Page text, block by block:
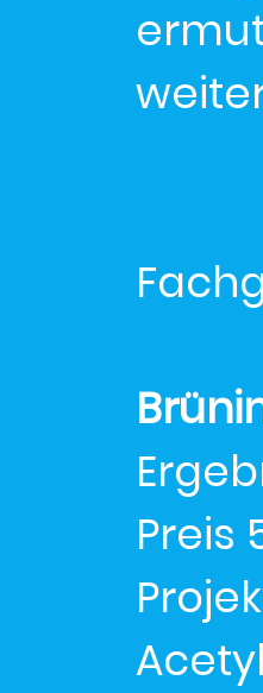
Preis